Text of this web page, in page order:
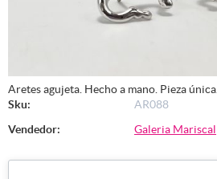
Aretes agujeta. Hecho a mano. Pieza única.
Sku:
AR088
Vendedor:
Galeria Mariscal